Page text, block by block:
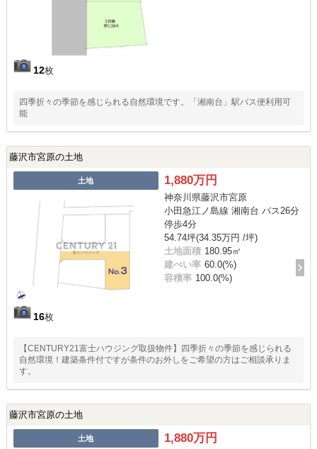
12枚
四季折々の季節を感じられる自然環境です。「湘南台」駅バス便利用可
能
藤沢市宮原の土地
土地
16枚
1,880万円
神奈川県藤沢市宮原
小田急江ノ島線 湘南台 バス26分
停歩4分
54.74坪(34.35万円 /坪)
土地面積 180.95㎡
建ぺい率 60.0(%)
容積率 100.0(%)
【CENTURY21富士ハウジング取扱物件】四季折々の季節を感じられる
自然環境！建築条件付ですが条件のお外しをご希望の方はご相談承りま
す。
藤沢市宮原の土地
土地 1,880万円